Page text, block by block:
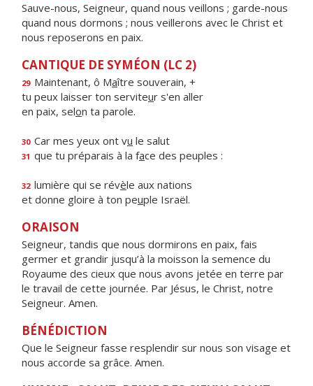
Sauve-nous, Seigneur, quand nous veillons ; garde-nous
quand nous dormons ; nous veillerons avec le Christ et
nous reposerons en paix.
CANTIQUE DE SYMÉON (LC 2)
29 Maintenant, ô Maître souverain, +
tu peux laisser ton serviteur s'en aller
en paix, selon ta parole.
30 Car mes yeux ont vu le salut
31 que tu préparais à la face des peuples :
32 lumière qui se révèle aux nations
et donne gloire à ton peuple Israël.
ORAISON
Seigneur, tandis que nous dormirons en paix, fais
germer et grandir jusqu’à la moisson la semence du
Royaume des cieux que nous avons jetée en terre par
le travail de cette journée. Par Jésus, le Christ, notre
Seigneur. Amen.
BÉNÉDICTION
Que le Seigneur fasse resplendir sur nous son visage et
nous accorde sa grâce. Amen.